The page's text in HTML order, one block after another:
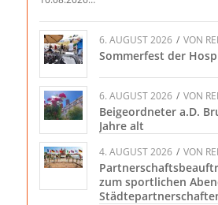
6. AUGUST 2026 / VON
Sommerfest der
6. AUGUST 2026 / VON
Beigeordneter a.D.
Jahre alt
4. AUGUST 2026 / VON
zum sportlichen